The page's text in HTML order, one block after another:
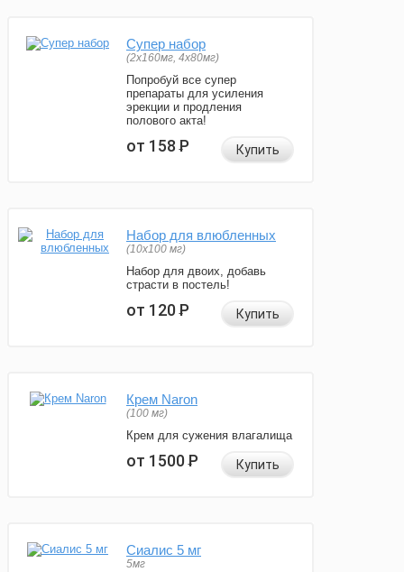
Супер набор
(2х160мг, 4х80мг)
Попробуй все супер
препараты для усиления
эрекции и продления
полового акта!
от 158Р Купить
Набор для влюбленных
(10х100 мг)
Набор для двоих, добавь
страсти в постель!
от 120Р Купить
Крем Naron
(100 мг)
Крем для сужения влагалища
от 1500Р Купить
Сиалис 5 мг
5мг